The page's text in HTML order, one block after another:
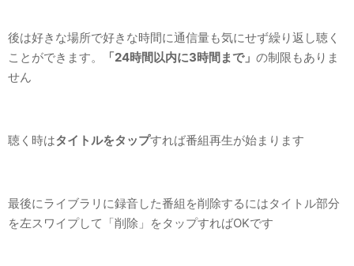
後は好きな場所で好きな時間に通信量も気にせず繰り返し聴く
ことができます。
「24時間以内に3時間まで」 の制限もありま
せん
聴く時はタイトルをタップすれば番組再生が始まります
最後にライブラリに録音した番組を削除するにはタイトル部分
を左スワイプして「削除」をタップすればOKです